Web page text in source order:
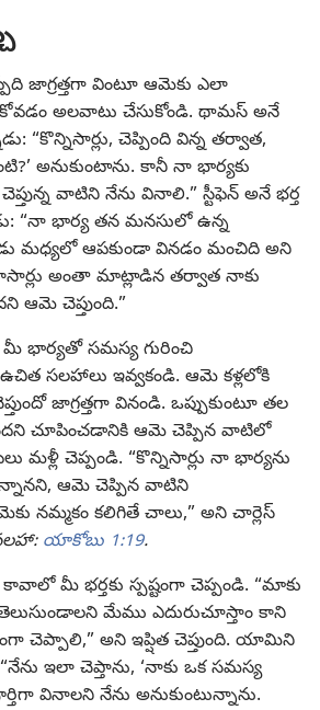
జాగ్రత్తగా వింటూ ఆమెకు ఎలా
అలవాటు చేసుకోండి. థామస్‌ అనే
“కొన్నిసార్లు, చెప్పింది విన్న తర్వాత,
అనుకుంటాను. కానీ నా భార్యకు
వాటిని నేను వినాలి.” స్టీఫెన్‌ అనే భర్త
“నా భార్య తన మనసులో ఉన్న
మధ్యలో ఆపకుండా వినడం మంచిది అని
అంతా మాట్లాడిన తర్వాత నాకు
ఆమె చెప్తుంది.”
భార్యతో సమస్య గురించి
ఉచిత సలహాలు ఇవ్వకండి. ఆమె కళ్లలోకి
జాగ్రత్తగా వినండి. ఒప్పుకుంటూ తల
చూపించడానికి ఆమె చెప్పిన వాటిలో
మళ్లీ చెప్పండి. “కొన్నిసార్లు నా భార్యను
ఆమె చెప్పిన వాటిని
నమ్మకం కలిగితే చాలు,” అని చార్లెస్‌
యాకోబు 1:19.
మీ భర్తకు స్పష్టంగా చెప్పండి. “మాకు
మేము ఎదురుచూస్తాం కాని
చెప్పాలి,” అని ఇప్షిత చెప్తుంది. యామిని
ఇలా చెప్తాను, ‘నాకు ఒక సమస్య
వినాలని నేను అనుకుంటున్నాను.